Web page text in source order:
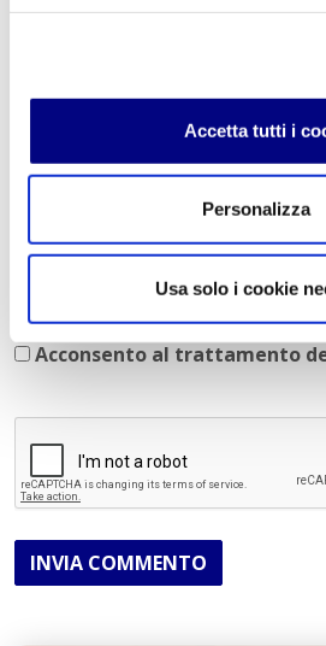
Accetta tutti i
Personalizza
Usa solo i cookie
Acconsento al trattamento
INVIA COMMENTO